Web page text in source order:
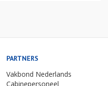
PARTNERS
Vakbond Nederlands
Cabinepersoneel